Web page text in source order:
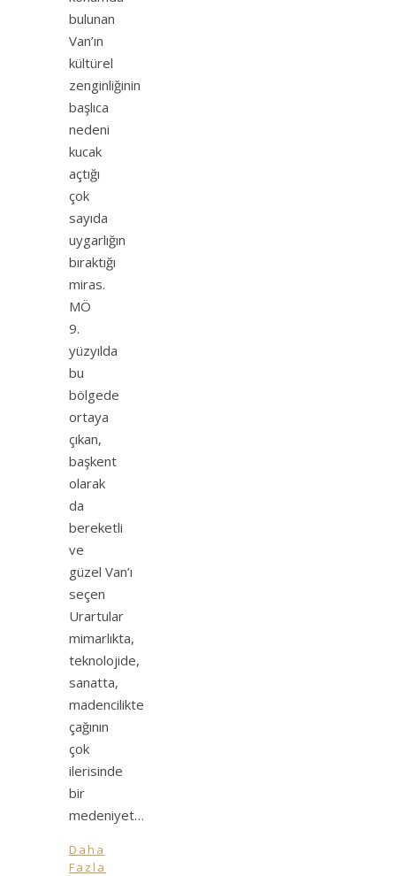
bulunan
Van’ın
kültürel
zenginliğinin
başlıca
nedeni
kucak
açtığı
çok
sayıda
uygarlığın
bıraktığı
miras.
MÖ
9.
yüzyılda
bu
bölgede
ortaya
çıkan,
başkent
olarak
da
bereketli
ve
güzel Van’ı
seçen
Urartular
mimarlıkta,
teknolojide,
sanatta,
madencilikte
çağının
çok
ilerisinde
bir
medeniyet…
Daha
Fazla